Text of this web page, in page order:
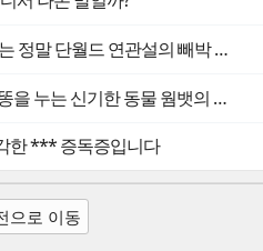
[이슈점검] 뉴진스 OMG 뮤비는 정말 단월드 연관설의 빼박 증거일까
[훗] "이게 똥이라고?" 사각형 똥을 누는 신기한 동물 웜뱃의 비밀
한 *** 증독증입니다
으로 이동